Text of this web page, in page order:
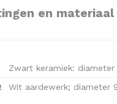
en materiaal
Zwart keramiek:
Wit aardewerk; diameter